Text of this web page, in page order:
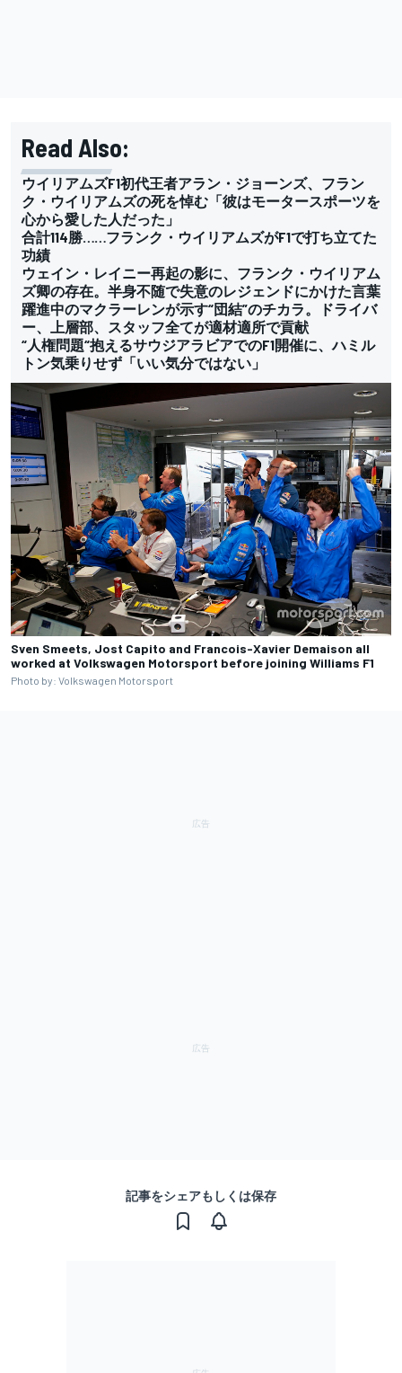
Read Also:
ウイリアムズF1初代王者アラン・ジョーンズ、フラン
ク・ウイリアムズの死を悼む「彼はモータースポーツを
心から愛した人だった」
合計114勝……フランク・ウイリアムズがF1で打ち立てた
功績
ウェイン・レイニー再起の影に、フランク・ウイリアム
ズ卿の存在。半身不随で失意のレジェンドにかけた言葉
躍進中のマクラーレンが示す“団結”のチカラ。ドライバ
ー、上層部、スタッフ全てが適材適所で貢献
“人権問題“抱えるサウジアラビアでのF1開催に、ハミル
トン気乗りせず「いい気分ではない」
Sven Smeets, Jost Capito and Francois-Xavier Demaison all
worked at Volkswagen Motorsport before joining Williams F1
Photo by: Volkswagen Motorsport
記事をシェアもしくは保存